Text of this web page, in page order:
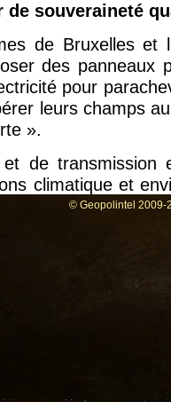
souveraineté
de Bruxelles
des panneaux
pour
leurs champs
».
et de
climatique et
© Geopolintel 2009-